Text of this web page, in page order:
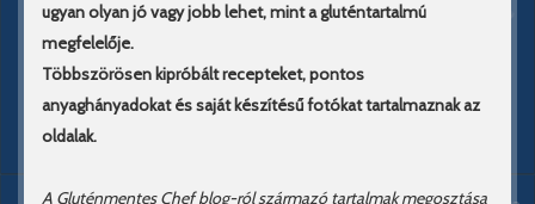
ugyan olyan jó vagy jobb lehet, mint a gluténtartalmú
megfelelője.
Többszörösen kipróbált recepteket, pontos
anyaghányadokat és saját készítésű fotókat tartalmaznak az
oldalak.
A Gluténmentes Chef blog-ról származó tartalmak megosztása